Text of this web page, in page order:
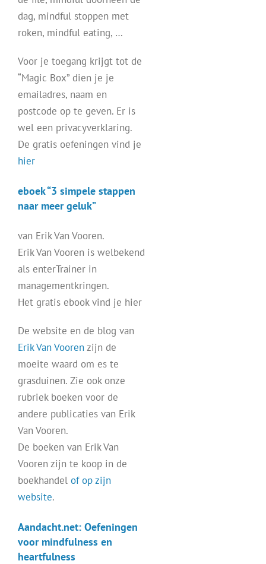
dag, mindful stoppen met
roken, mindful eating, …
Voor je toegang krijgt tot de
“Magic Box” dien je je
emailadres, naam en
postcode op te geven. Er is
wel een privacyverklaring.
De gratis oefeningen vind je
hier
eboek “3 simpele stappen
naar meer geluk”
van Erik Van Vooren.
Erik Van Vooren is welbekend
als enterTrainer in
managementkringen.
Het gratis ebook vind je hier
De website en de blog van
Erik Van Voorenzijn de
moeite waard om es te
grasduinen. Zie ook onze
rubriek boeken voor de
andere publicaties van Erik
Van Vooren.
De boeken van Erik Van
Vooren zijn te koop in de
boekhandel of op zijn
website.
Aandacht.net: Oefeningen
voor mindfulness en
heartfulness